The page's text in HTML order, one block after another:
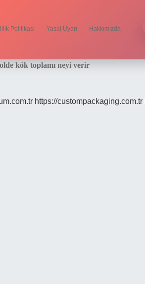
Politikası Yasal Uyarı Hakkımızda
kök toplamı neyi verir
https://custompackaging.com.tr